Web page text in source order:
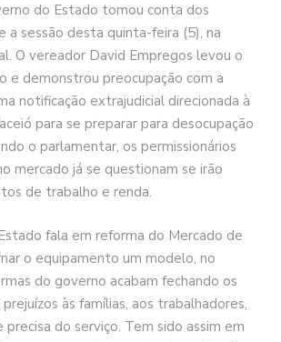
do Estado tomou conta dos
a sessão desta quinta-feira (5), na
O vereador David Empregos levou o
e demonstrou preocupação com a
notificação extrajudicial direcionada à
para se preparar para desocupação
o parlamentar, os permissionários
mercado já se questionam se irão
de trabalho e renda.
fala em reforma do Mercado de
o equipamento um modelo, no
do governo acabam fechando os
às famílias, aos trabalhadores,
precisa do serviço. Tem sido assim em